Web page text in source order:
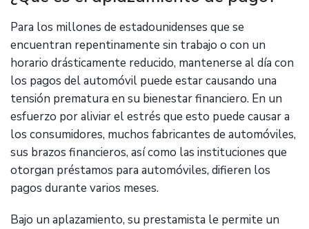
Para los millones de estadounidenses que se
encuentran repentinamente sin trabajo o con un
horario drásticamente reducido, mantenerse al día con
los pagos del automóvil puede estar causando una
tensión prematura en su bienestar financiero. En un
esfuerzo por aliviar el estrés que esto puede causar a
los consumidores, muchos fabricantes de automóviles,
sus brazos financieros, así como las instituciones que
otorgan préstamos para automóviles, difieren los
pagos durante varios meses.
Bajo un aplazamiento, su prestamista le permite un